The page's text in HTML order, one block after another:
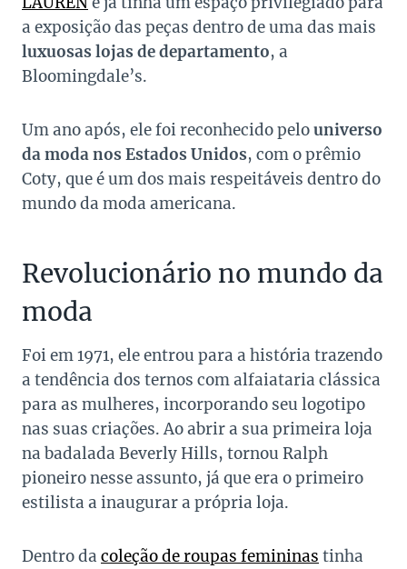
a exposição das peças dentro de uma das mais
luxuosas lojas de departamento, a
Bloomingdale’s.
Um ano após, ele foi reconhecido pelouniverso
da moda nos Estados Unidos, com o prêmio
Coty, que é um dos mais respeitáveis dentro do
mundo da moda americana.
Revolucionário no mundo da
moda
Foi em 1971, ele entrou para a história trazendo
a tendência dos ternos com alfaiataria clássica
para as mulheres, incorporando seu logotipo
nas suas criações. Ao abrir a sua primeira loja
na badalada Beverly Hills, tornou Ralph
pioneiro nesse assunto, já que era o primeiro
estilista a inaugurar a própria loja.
Dentro da coleção de roupas femininas tinha